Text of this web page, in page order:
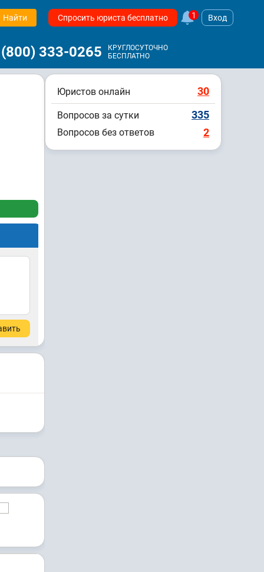
Найти Спросить юриста бесплатно 1 Вход
333-0265
КРУГЛОСУТОЧНО
БЕСПЛАТНО
Юристов онлайн 30
Вопросов за сутки 335
Вопросов без ответов 2